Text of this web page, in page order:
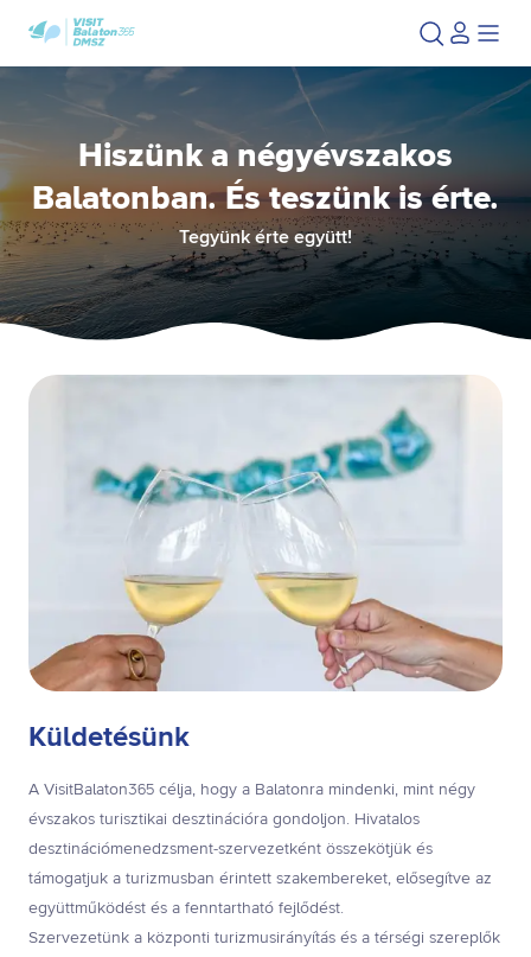
tartalomra
aljára
Hiszünk a négyévszakos
Balatonban. És teszünk is érte.
Tegyünk érte együtt!
Küldetésünk
A VisitBalaton365 célja, hogy a Balatonra mindenki, mint négy
évszakos turisztikai desztinációra gondoljon. Hivatalos
desztinációmenedzsment-szervezetként összekötjük és
támogatjuk a turizmusban érintett szakembereket, elősegítve az
együttműködést és a fenntartható fejlődést.
Szervezetünk a központi turizmusirányítás és a térségi szereplők